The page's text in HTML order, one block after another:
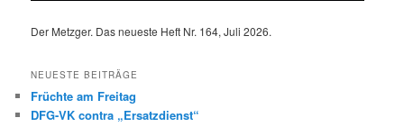
Der Metzger. Das neueste Heft Nr. 164, Juli 2026.
NEUESTE BEITRÄGE
Früchte am Freitag
DFG-VK contra „Ersatzdienst“